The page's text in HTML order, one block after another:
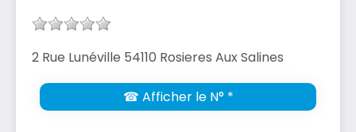
2 Rue Lunéville 54110 Rosieres Aux Salines
☎ Afficher le N° *